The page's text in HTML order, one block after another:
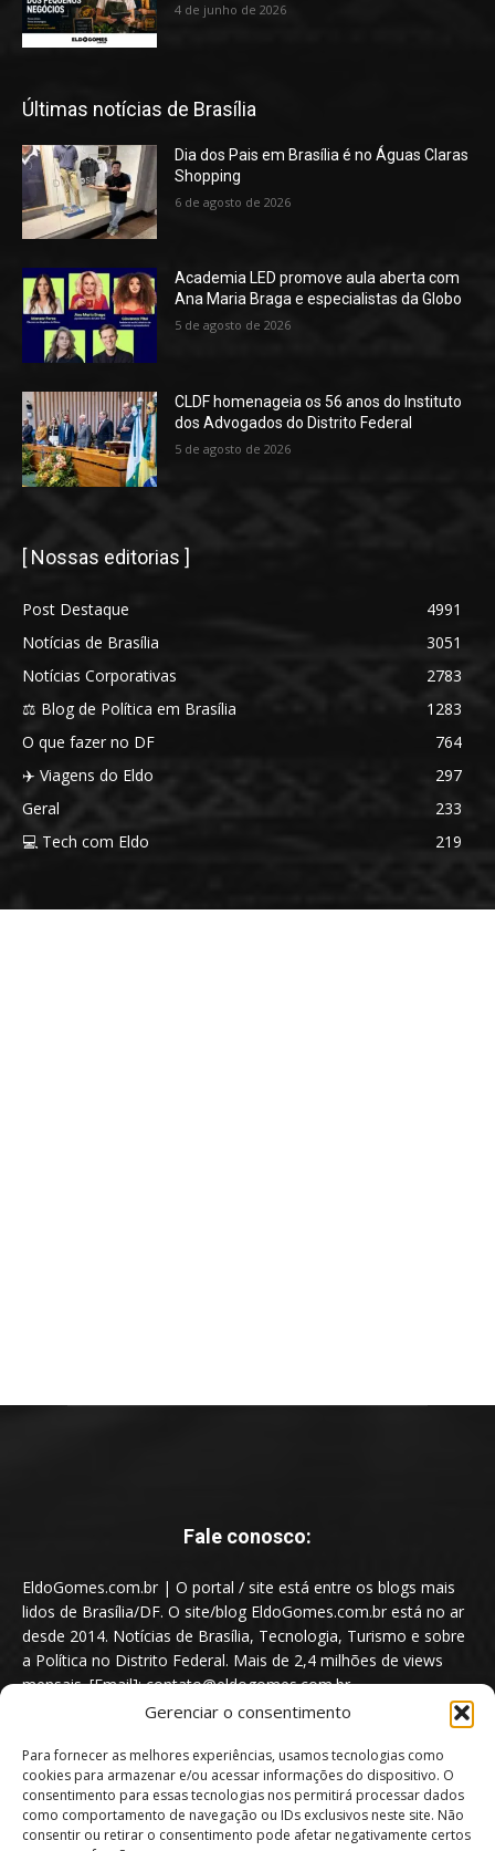
Gerenciar o consentimento
Para fornecer as melhores experiências, usamos tecnologias como
cookies para armazenar e/ou acessar informações do dispositivo. O
consentimento para essas tecnologias nos permitirá processar dados
como comportamento de navegação ou IDs exclusivos neste site. Não
consentir ou retirar o consentimento pode afetar negativamente certos
4 de junho de 2026
Últimas notícias de Brasília
Dia dos Pais em Brasília é no Águas Claras
Shopping
6 de agosto de 2026
Academia LED promove aula aberta com
Ana Maria Braga e especialistas da Globo
5 de agosto de 2026
CLDF homenageia os 56 anos do Instituto
dos Advogados do Distrito Federal
5 de agosto de 2026
[ Nossas editorias ]
Post Destaque
4991
Notícias de Brasília
3051
Notícias Corporativas
2783
⚖️ Blog de Política em Brasília
1283
O que fazer no DF
764
✈️ Viagens do Eldo
297
Geral
233
💻 Tech com Eldo
219
Fale conosco:
EldoGomes.com.br | O portal / site está entre os blogs mais
lidos de Brasília/DF. O site/blog EldoGomes.com.br está no ar
desde 2014. Notícias de Brasília, Tecnologia, Turismo e sobre
a Política no Distrito Federal. Mais de 2,4 milhões de views
mensais. [Email]: contato@eldogomes.com.br